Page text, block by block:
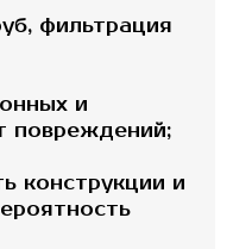
фильтрация
и
повреждений;
конструкции и